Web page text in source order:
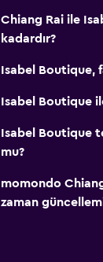
Chiang Rai ile
kadardır?
Isabel Boutique,
Isabel Boutique
Isabel Boutique
mu?
momondo
zaman